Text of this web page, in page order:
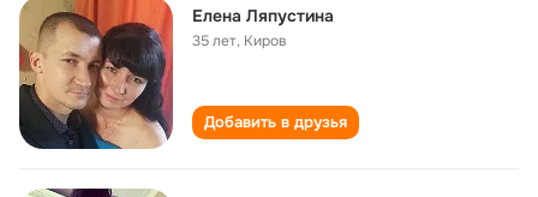
Елена Ляпустина
35 лет, Киров
Добавить в друзья